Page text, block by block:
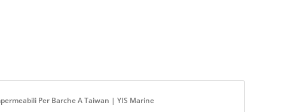
Per Barche A Taiwan | YIS Marine